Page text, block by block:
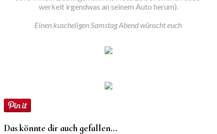
werkelt irgendwas an seinem Auto herum).
Einen kuscheligen Samstag Abend wünscht euch
Das könnte dir auch gefallen...